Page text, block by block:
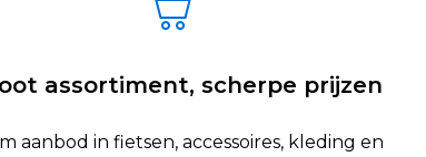
assortiment, scherpe prijzen
aanbod in fietsen, accessoires, kleding en